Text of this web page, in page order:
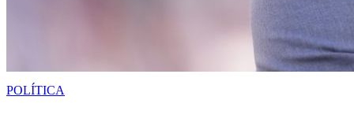
POLÍTICA